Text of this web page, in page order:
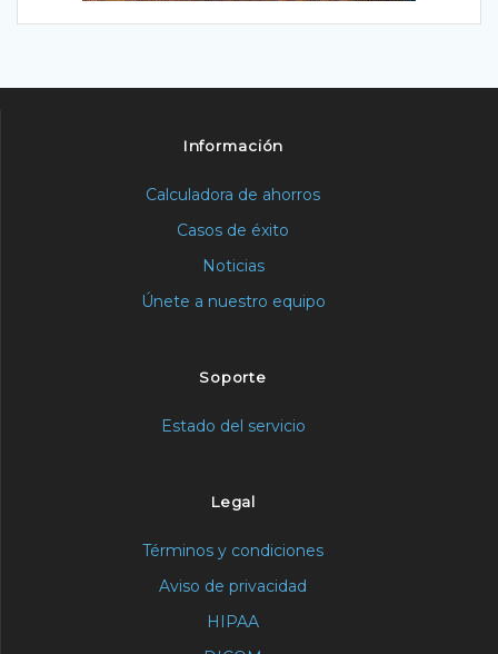
Información
Calculadora de ahorros
Casos de éxito
Noticias
Únete a nuestro equipo
Soporte
Estado del servicio
Legal
Términos y condiciones
Aviso de privacidad
HIPAA